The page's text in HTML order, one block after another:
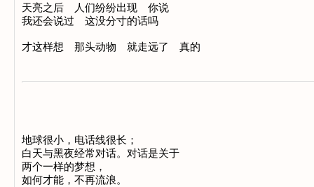
天亮之后　人们纷纷出现　你说
我还会说过　这没分寸的话吗
地球很小，电话线很长；
白天与黑夜经常对话。对话是关于
两个一样的梦想，
如何才能，不再流浪。